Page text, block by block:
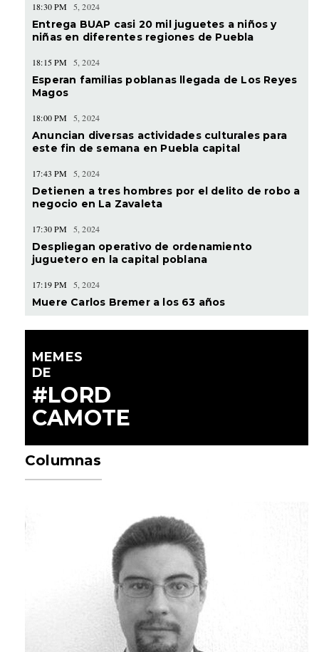
18:30 PM 5, 2024
Entrega BUAP casi 20 mil juguetes a niños y
niñas en diferentes regiones de Puebla
18:15 PM 5, 2024
Esperan familias poblanas llegada de Los Reyes
Magos
18:00 PM 5, 2024
Anuncian diversas actividades culturales para
este fin de semana en Puebla capital
17:43 PM 5, 2024
Detienen a tres hombres por el delito de robo a
negocio en La Zavaleta
17:30 PM 5, 2024
Despliegan operativo de ordenamiento
juguetero en la capital poblana
17:19 PM 5, 2024
Muere Carlos Bremer a los 63 años
MEMES
DE
#LORD
CAMOTE
Columnas